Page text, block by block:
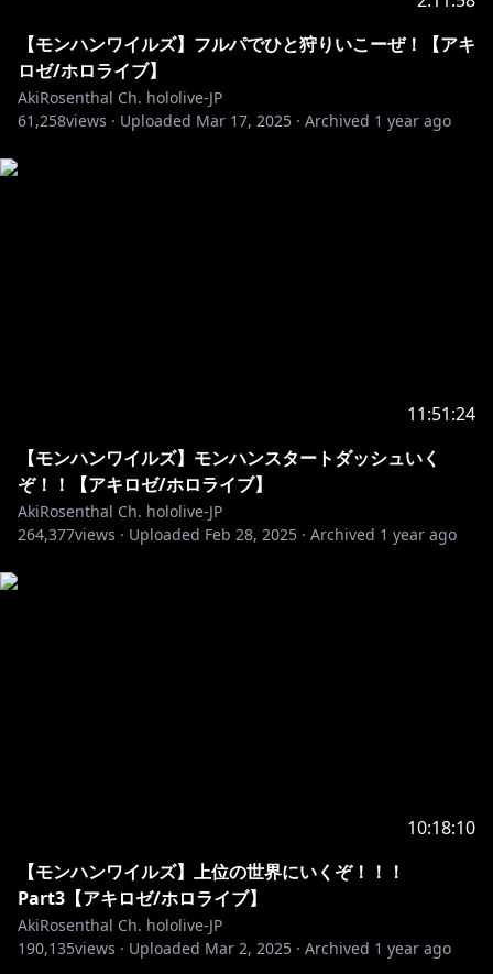
【モンハンワイルズ】フルパでひと狩りいこーぜ！【アキ
ロゼ/ホロライブ】
AkiRosenthal Ch. hololive-JP
61,258views · Uploaded Mar 17, 2025 · Archived 1 year ago
11:51:24
【モンハンワイルズ】モンハンスタートダッシュいく
ぞ！！【アキロゼ/ホロライブ】
AkiRosenthal Ch. hololive-JP
264,377views · Uploaded Feb 28, 2025 · Archived 1 year ago
10:18:10
【モンハンワイルズ】上位の世界にいくぞ！！！
Part3【アキロゼ/ホロライブ】
AkiRosenthal Ch. hololive-JP
190,135views · Uploaded Mar 2, 2025 · Archived 1 year ago